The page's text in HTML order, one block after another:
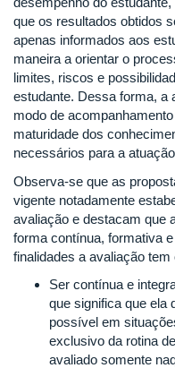
que os resultados obtidos
apenas informados aos
maneira a orientar o
limites, riscos e
estudante. Dessa forma, a
modo de
maturidade dos
necessários para a
Observa-se que as
vigente notadamente
avaliação e destacam que
forma contínua, formativa
finalidades a avaliação
Ser contínua e
que significa que ela
possível em
exclusivo da rotina
avaliado somente